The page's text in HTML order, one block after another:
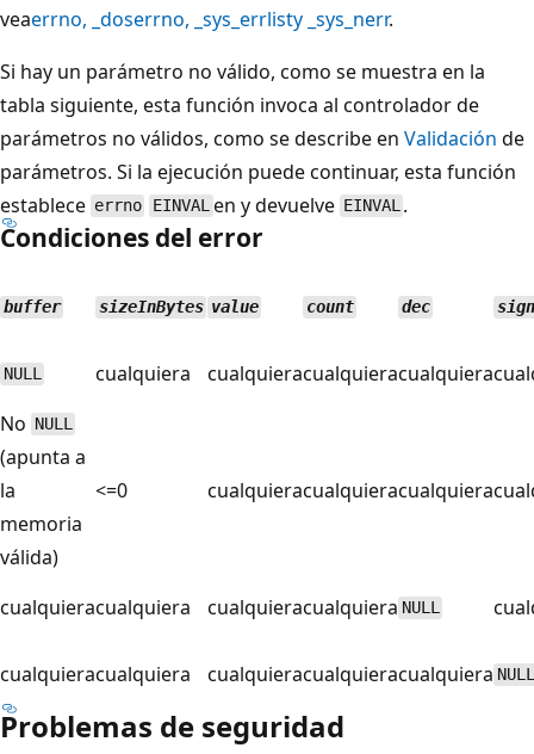
veaerrno, _doserrno, _sys_errlisty _sys_nerr.
Si hay un parámetro no válido, como se muestra en la
tabla siguiente, esta función invoca al controlador de
parámetros no válidos, como se describe en Validación de
parámetros. Si la ejecución puede continuar, esta función
establece errno EINVALen y devuelve EINVAL .
Condiciones del error
buffer sizeInBytes value count dec sign
NULL cualquiera cualquieracualquieracualquiera
No NULL
(apunta a
la
memoria
válida)
<=0 cualquieracualquieracualquiera
cualquieracualquiera cualquieracualquiera NULL
cualquieracualquiera cualquieracualquieracualquiera NULL
Problemas de seguridad